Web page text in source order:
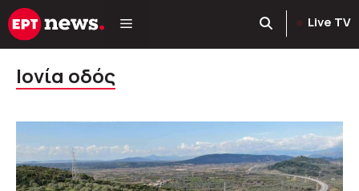
Μετάβαση
σε
Live TV
Ιονία οδός